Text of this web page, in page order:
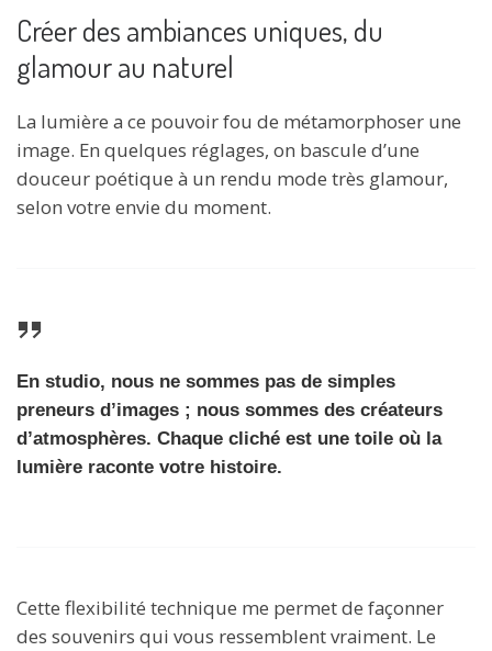
Créer des ambiances uniques, du
glamour au naturel
La lumière a ce pouvoir fou de métamorphoser une
image. En quelques réglages, on bascule d’une
douceur poétique à un rendu mode très glamour,
selon votre envie du moment.
En studio, nous ne sommes pas de simples
preneurs d’images ; nous sommes des créateurs
d’atmosphères. Chaque cliché est une toile où la
lumière raconte votre histoire.
Cette flexibilité technique me permet de façonner
des souvenirs qui vous ressemblent vraiment. Le